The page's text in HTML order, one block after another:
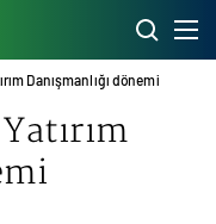
Danışmanlığı dönemi